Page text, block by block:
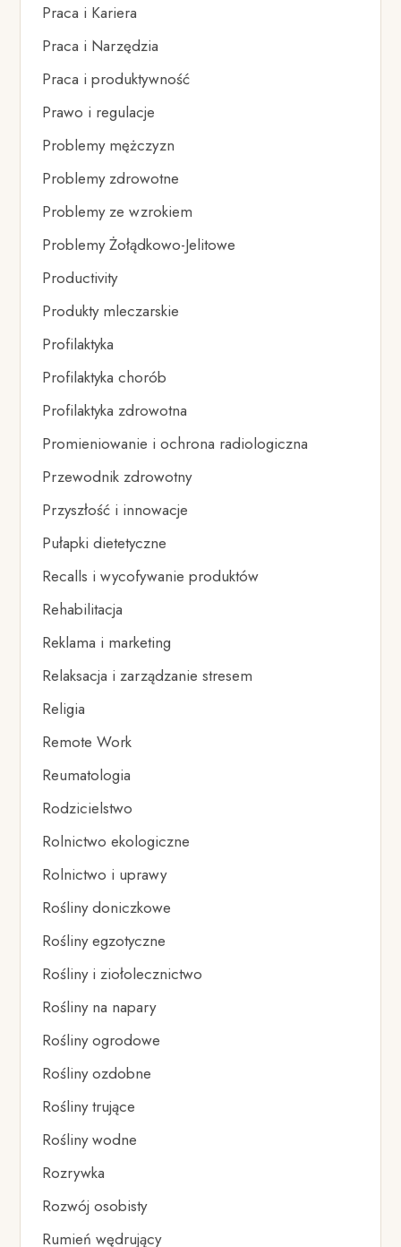
Praca i Kariera
Praca i Narzędzia
Praca i produktywność
Prawo i regulacje
Problemy mężczyzn
Problemy zdrowotne
Problemy ze wzrokiem
Problemy Żołądkowo-Jelitowe
Productivity
Produkty mleczarskie
Profilaktyka
Profilaktyka chorób
Profilaktyka zdrowotna
Promieniowanie i ochrona radiologiczna
Przewodnik zdrowotny
Przyszłość i innowacje
Pułapki dietetyczne
Recalls i wycofywanie produktów
Rehabilitacja
Reklama i marketing
Relaksacja i zarządzanie stresem
Religia
Remote Work
Reumatologia
Rodzicielstwo
Rolnictwo ekologiczne
Rolnictwo i uprawy
Rośliny doniczkowe
Rośliny egzotyczne
Rośliny i ziołolecznictwo
Rośliny na napary
Rośliny ogrodowe
Rośliny ozdobne
Rośliny trujące
Rośliny wodne
Rozrywka
Rozwój osobisty
Rumień wędrujący